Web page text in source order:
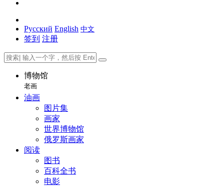
Русский English 中文
签到 注册
博物馆
老画
油画
图片集
画家
世界博物馆
俄罗斯画家
阅读
图书
百科全书
电影